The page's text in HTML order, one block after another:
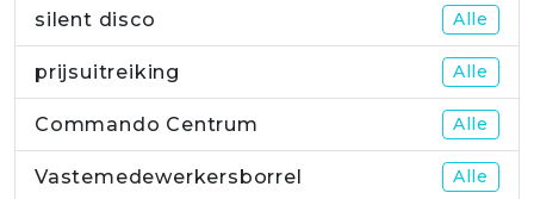
silent disco Alle
prijsuitreiking Alle
Commando Centrum Alle
Vastemedewerkersborrel Alle